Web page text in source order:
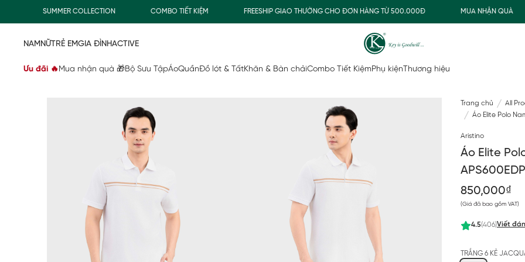
SUMMER COLLECTION COMBO TIẾT KIỆM FREESHIP GIAO THƯỜNG CHO ĐƠN HÀNG TỪ 500.000Đ MUA NHẬN QUÀ
NAMNỮTRẺ EMGIA ĐÌNHACTIVE
Ưu đãi 🔥 Mua nhận quà 🎁Bộ Sưu TậpÁoQuầnĐồ lót & TấtKhăn & Bàn chảiCombo Tiết KiệmPhụ kiện Thương hiệu
Trang chủ
All
Áo Elite Polo
Aristino
Áo Elite
850,000₫
(Giá đã bao gồm VAT)
4.5(406)Viết
TRẮNG 6 KẺ